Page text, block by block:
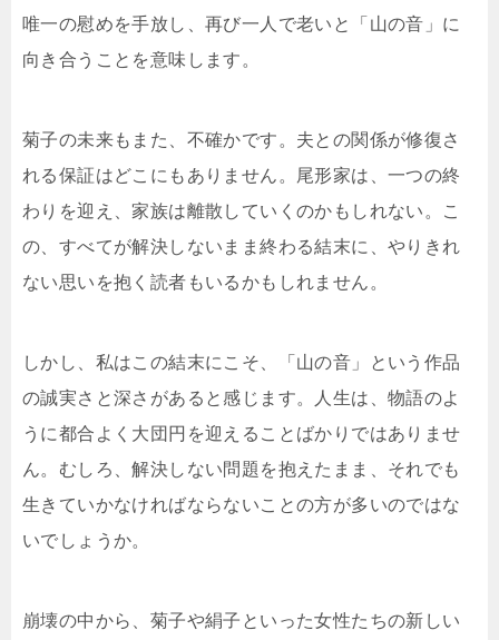
唯一の慰めを手放し、再び一人で老いと「山の音」に
向き合うことを意味します。
菊子の未来もまた、不確かです。夫との関係が修復さ
れる保証はどこにもありません。尾形家は、一つの終
わりを迎え、家族は離散していくのかもしれない。こ
の、すべてが解決しないまま終わる結末に、やりきれ
ない思いを抱く読者もいるかもしれません。
しかし、私はこの結末にこそ、「山の音」という作品
の誠実さと深さがあると感じます。人生は、物語のよ
うに都合よく大団円を迎えることばかりではありませ
ん。むしろ、解決しない問題を抱えたまま、それでも
生きていかなければならないことの方が多いのではな
いでしょうか。
崩壊の中から、菊子や絹子といった女性たちの新しい